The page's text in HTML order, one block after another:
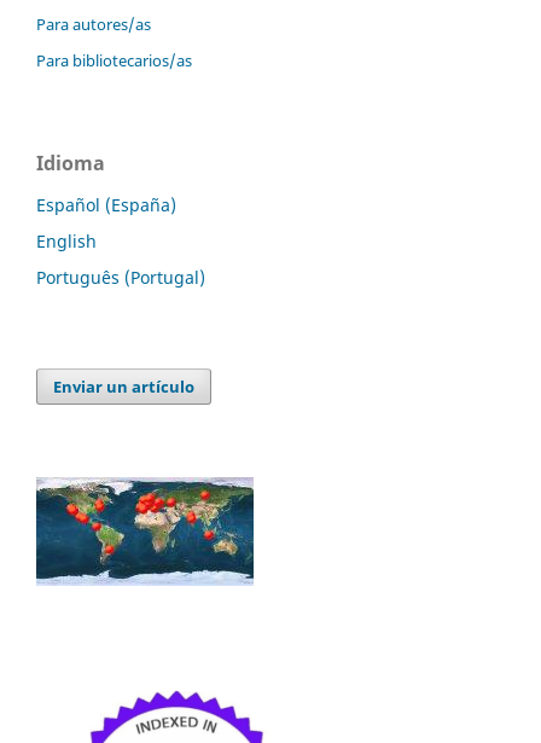
Para autores/as
Para bibliotecarios/as
Idioma
Español (España)
English
Português (Portugal)
Enviar un artículo